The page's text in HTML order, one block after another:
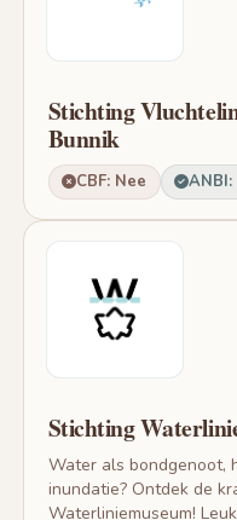
Stichting
Bunnik
CBF: Nee ANBI:
Stichting
Water als bondgenoot,
inundatie? Ontdek de
Waterliniemuseum!